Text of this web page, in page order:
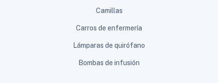
Camillas
Carros de enfermería
Lámparas de quirófano
Bombas de infusión